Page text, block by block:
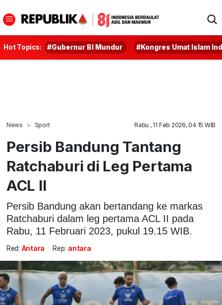
Hot Topics: #Gubernur BI Mundur #Kongres Umat Islam
News Sport Rabu , 11 Feb 2026, 04:15 WIB
Persib Bandung Tantang
Ratchaburi di Leg Pertama
ACL II
Persib Bandung akan bertandang ke markas
Ratchaburi dalam leg pertama ACL II pada
Rabu, 11 Februari 2023, pukul 19.15 WIB.
Red: Antara Rep: antara